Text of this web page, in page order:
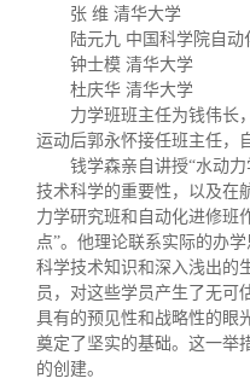
张 维 清华大学
陆元九 中国科学院自动
钟士模 清华大学
杜庆华 清华大学
力学班班主任为钱伟长
运动后郭永怀接任班主任，
钱学森亲自讲授“水动
技术科学的重要性，以及在
力学研究班和自动化进修班
点”。他理论联系实际的办
科学技术知识和深入浅出的
员，对这些学员产生了无可
具有的预见性和战略性的眼
奠定了坚实的基础。这一举
的创建。